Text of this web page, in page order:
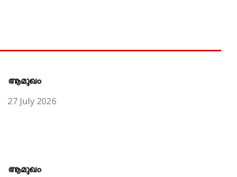
ആമുഖം
27 July 2026
ആമുഖം